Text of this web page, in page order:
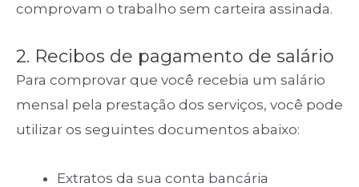
comprovam o trabalho sem carteira assinada.
2. Recibos de pagamento de salário
Para comprovar que você recebia um salário
mensal pela prestação dos serviços, você pode
utilizar os seguintes documentos abaixo:
Extratos da sua conta bancária